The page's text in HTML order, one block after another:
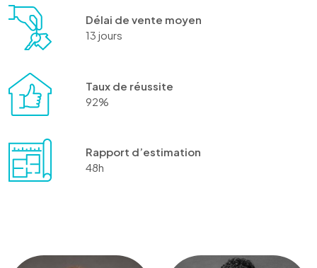
Délai de vente moyen
13 jours
Taux de réussite
92%
Rapport d’estimation
48h